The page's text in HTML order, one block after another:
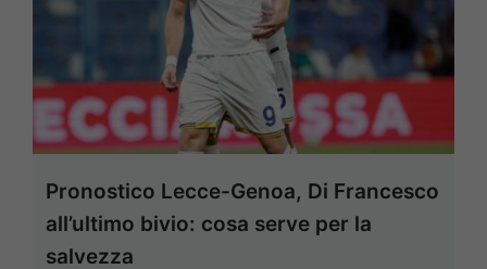
Pronostico Lecce-Genoa, Di Francesco
all’ultimo bivio: cosa serve per la
salvezza